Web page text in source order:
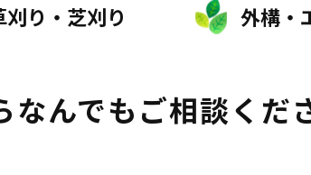
刈り・芝刈り 外構・
なんでもご相談くだ